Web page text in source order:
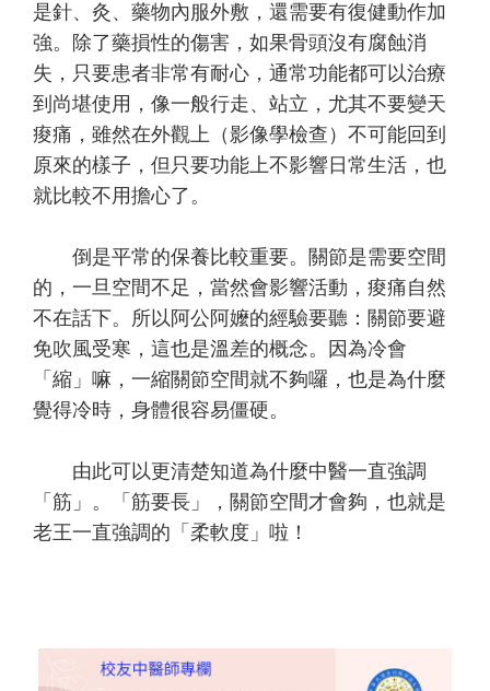
是針、灸、藥物內服外敷，還需要有復健動作加
強。除了藥損性的傷害，如果骨頭沒有腐蝕消
失，只要患者非常有耐心，通常功能都可以治療
到尚堪使用，像一般行走、站立，尤其不要變天
痠痛，雖然在外觀上（影像學檢查）不可能回到
原來的樣子，但只要功能上不影響日常生活，也
就比較不用擔心了。
倒是平常的保養比較重要。關節是需要空間
的，一旦空間不足，當然會影響活動，痠痛自然
不在話下。所以阿公阿嬤的經驗要聽：關節要避
免吹風受寒，這也是溫差的概念。因為冷會
「縮」嘛，一縮關節空間就不夠囉，也是為什麼
覺得冷時，身體很容易僵硬。
由此可以更清楚知道為什麼中醫一直強調
「筋」。「筋要長」，關節空間才會夠，也就是
老王一直強調的「柔軟度」啦！